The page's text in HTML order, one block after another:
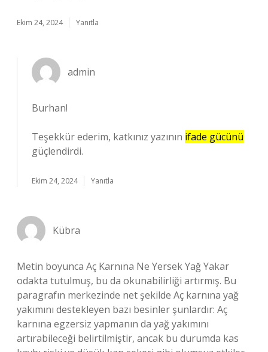
Ekim 24, 2024 Yanıtla
admin
Burhan!
Teşekkür ederim, katkınız yazının ifade gücünü
güçlendirdi.
Ekim 24, 2024 Yanıtla
Kübra
Metin boyunca Aç Karnına Ne Yersek Yağ Yakar
odakta tutulmuş, bu da okunabilirliği artırmış. Bu
paragrafın merkezinde net şekilde Aç karnına yağ
yakımını destekleyen bazı besinler şunlardır: Aç
karnına egzersiz yapmanın da yağ yakımını
artırabileceği belirtilmiştir, ancak bu durumda kas